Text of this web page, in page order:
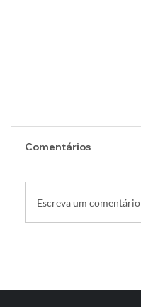
Comentários
Escreva um comentário